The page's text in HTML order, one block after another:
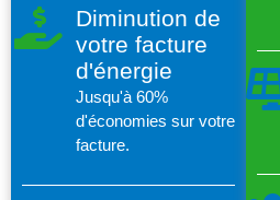
Diminution de
votre facture
d'énergie
Jusqu'à 60%
d'économies sur votre
facture.